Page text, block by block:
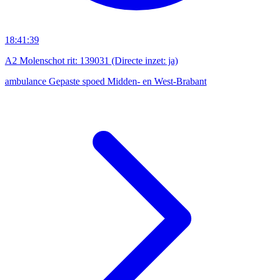
18:41:39
A2 Molenschot rit: 139031 (Directe inzet: ja)
ambulance Gepaste spoed Midden- en West-Brabant